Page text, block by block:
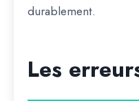
durablement.
Les